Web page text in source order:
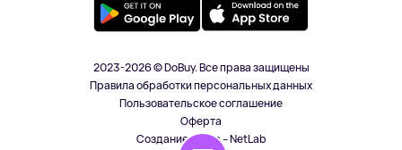
2023-2026 © DoBuy. Все права защищены
Правила обработки персональных данных
Пользовательское соглашение
Оферта
Создание сайта – NetLab